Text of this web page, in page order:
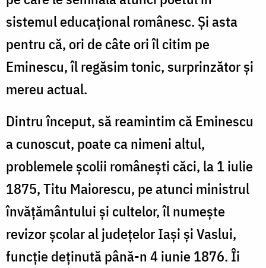
sistemul educațional românesc. Și asta
pentru că, ori de câte ori îl citim pe
Eminescu, îl regăsim tonic, surprinzător și
mereu actual.
Dintru început, să reamintim că Eminescu
a cunoscut, poate ca nimeni altul,
problemele școlii românești căci, la 1 iulie
1875, Titu Maiorescu, pe atunci ministrul
învățământului și cultelor, îl numește
revizor școlar al județelor Iași și Vaslui,
funcție deținută până-n 4 iunie 1876. Îi